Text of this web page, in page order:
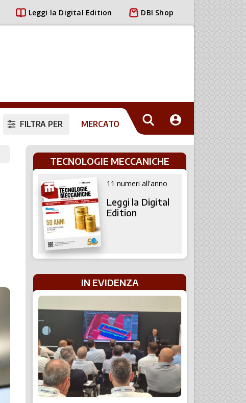
Leggi la Digital Edition DBI Shop
FILTRA PER MERCATO
TECNOLOGIE MECCANICHE
11 numeri all'anno
Leggi la Digital
Edition
IN EVIDENZA